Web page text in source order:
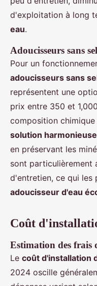
d'exploitation à long
eau.
Adoucisseurs sans sel
Pour un
adoucisseurs sans
représentent une
prix entre 350 et
composition
solution harmonieuse
en préservant les
sont particulièrement
d'entretien, ce qui les
adoucisseur d'eau
Coût
Estimation des frais
Le coût d'installation
2024 oscille